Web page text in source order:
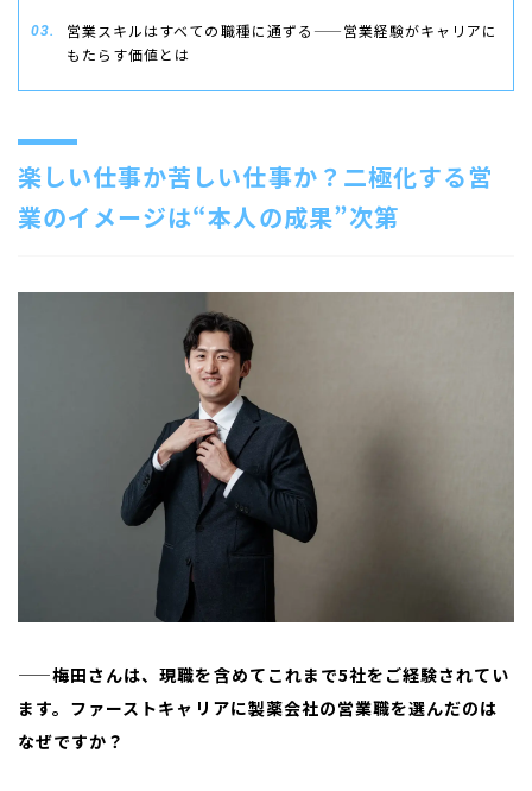
営業スキルはすべての職種に通ずる——営業経験がキャリアに
もたらす価値とは
楽しい仕事か苦しい仕事か？二極化する営
業のイメージは“本人の成果”次第
——梅田さんは、現職を含めてこれまで5社をご経験されてい
ます。ファーストキャリアに製薬会社の営業職を選んだのは
なぜですか？